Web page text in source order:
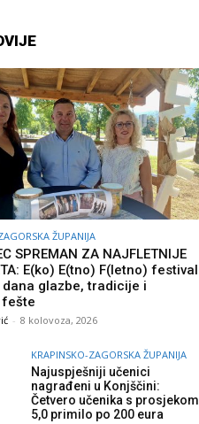
ŽUPANIJA
SPREMAN ZA NAJFLETNIJE
E(ko) E(tno) F(letno) festival
glazbe, tradicije i
fešte
- 8 kolovoza, 2026
KRAPINSKO-ZAGORSKA ŽUPANIJA
Najuspješniji učenici
nagrađeni u Konjščini:
Četvero učenika s prosjekom
5,0 primilo po 200 eura